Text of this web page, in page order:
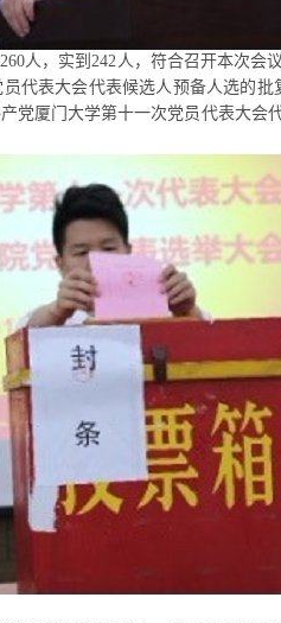
，实到242人，符合召开本次会
代表大会代表候选人预备人选的
党厦门大学第十一次党员代表大会